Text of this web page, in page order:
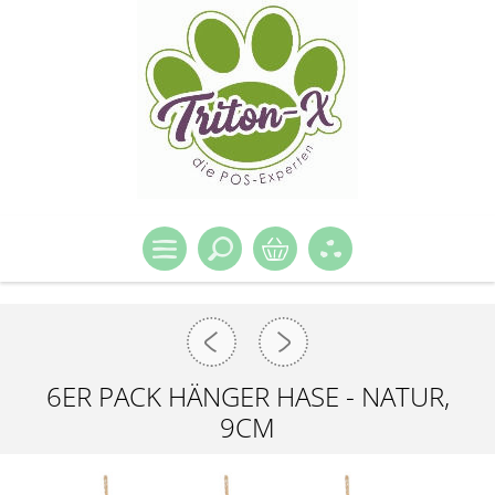
6ER PACK HÄNGER HASE - NATUR,
9CM